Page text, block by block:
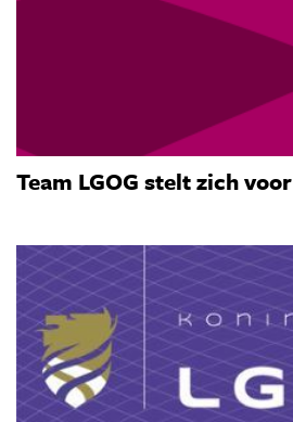
Team LGOG stelt zich voor